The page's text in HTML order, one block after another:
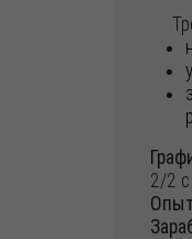
2/2